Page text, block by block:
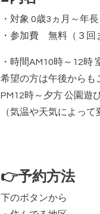
・対象 0歳3 ヵ月～年長
・参加費 無料（３回
・時間AM10時～ 12時
希望の方は午後からも
PM12時～夕方 公園遊
（気温や天気によって
👉予約方法
下のボタンから